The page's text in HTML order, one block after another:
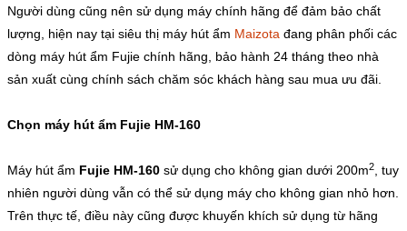
Người dùng cũng nên sử dụng máy chính hãng để đảm bảo chất
lượng, hiện nay tại siêu thị máy hút ẩm Maizota đang phân phối các
dòng máy hút ẩm Fujie chính hãng, bảo hành 24 tháng theo nhà
sản xuất cùng chính sách chăm sóc khách hàng sau mua ưu đãi.
Chọn máy hút ẩm Fujie HM-160
Máy hút ẩm Fujie HM-160 sử dụng cho không gian dưới 200m2
, tuy
nhiên người dùng vẫn có thể sử dụng máy cho không gian nhỏ hơn.
Trên thực tế, điều này cũng được khuyến khích sử dụng từ hãng